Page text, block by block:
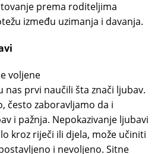
prema roditeljima
između uzimanja i davanja.
voljene
nas prvi naučili šta znači ljubav.
često zaboravljamo da i
i pažnja. Nepokazivanje ljubavi
kroz riječi ili djela, može učiniti
i nevoljeno. Sitne